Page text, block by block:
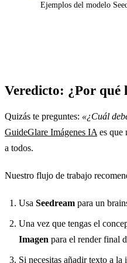
Ejemplos del modelo
Veredicto: ¿Por qué
Quizás te preguntes: «¿Cuál
GuideGlare Imágenes IAes que
a todos.
Nuestro flujo de trabajo
Usa Seedream para un
Una vez que tengas el
Imagen para el render final
Si necesitas añadir texto a la